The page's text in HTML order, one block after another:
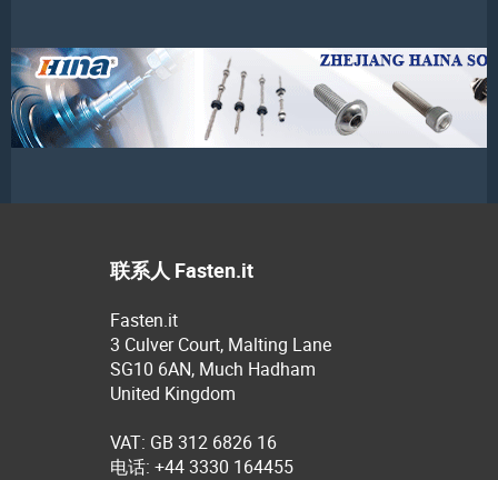
联系人 Fasten.it
Fasten.it
3 Culver Court, Malting Lane
SG10 6AN, Much Hadham
United Kingdom
VAT: GB 312 6826 16
电话: +44 3330 164455